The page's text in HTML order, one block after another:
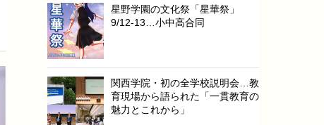
星野学園の文化祭「星華祭」
9/12-13…小中高合同
関西学院・初の全学校説明会…教
育現場から語られた「一貫教育の
魅力とこれから」